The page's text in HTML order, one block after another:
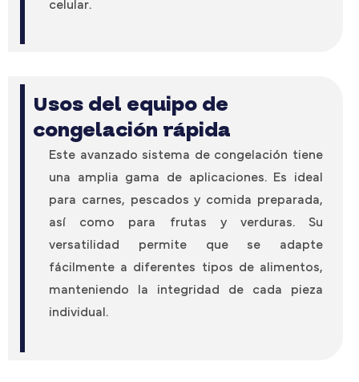
celular.
Usos del equipo de
congelación rápida
Este avanzado sistema de congelación tiene
una amplia gama de aplicaciones. Es ideal
para carnes, pescados y comida preparada,
así como para frutas y verduras. Su
versatilidad permite que se adapte
fácilmente a diferentes tipos de alimentos,
manteniendo la integridad de cada pieza
individual.